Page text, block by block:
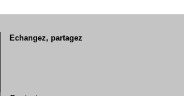
Echangez, partagez